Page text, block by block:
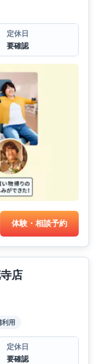
定休日
要確認
体験・相談予約
店
用
定休日
要確認